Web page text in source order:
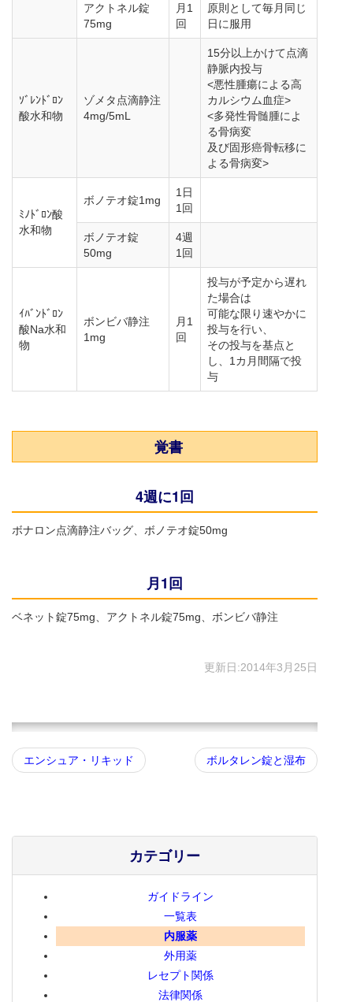
アクトネル錠
75mg
月1
回
原則として毎月同じ
日に服用
ｿﾞﾚﾝﾄﾞﾛﾝ
酸水和物
ゾメタ点滴静注
4mg/5mL
15分以上かけて点滴
静脈内投与
<悪性腫瘍による高
カルシウム血症>
<多発性骨髄腫によ
る骨病変
及び固形癌骨転移に
よる骨病変>
ﾐﾉﾄﾞﾛﾝ酸
水和物
ボノテオ錠1mg
1日
1回
ボノテオ錠
50mg
4週
1回
ｲﾊﾞﾝﾄﾞﾛﾝ
酸Na水和
物
ボンビバ静注
1mg
月1
回
投与が予定から遅れ
た場合は
可能な限り速やかに
投与を行い、
その投与を基点と
し、1カ月間隔で投
与
覚書
4週に1回
ボナロン点滴静注バッグ、ボノテオ錠50mg
月1回
ベネット錠75mg、アクトネル錠75mg、ボンビバ静注
更新日:2014年3月25日
エンシュア・リキッド ボルタレン錠と湿布
カテゴリー
ガイドライン
一覧表
内服薬
外用薬
レセプト関係
法律関係